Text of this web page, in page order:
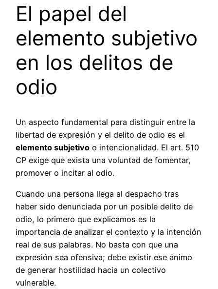
El papel del
elemento subjetivo
en los delitos de
odio
Un aspecto fundamental para distinguir entre la
libertad de expresión y el delito de odio es el
elemento subjetivo o intencionalidad. El art. 510
CP exige que exista una voluntad de fomentar,
promover o incitar al odio.
Cuando una persona llega al despacho tras
haber sido denunciada por un posible delito de
odio, lo primero que explicamos es la
importancia de analizar el contexto y la intención
real de sus palabras. No basta con que una
expresión sea ofensiva; debe existir ese ánimo
de generar hostilidad hacia un colectivo
vulnerable.